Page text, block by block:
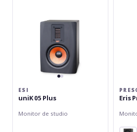
ESI
uniK 05 Plus
Monitor de studio
Eris